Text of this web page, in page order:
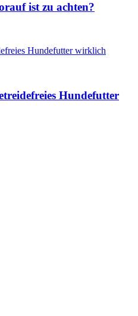
ist zu achten?
Hundefutter